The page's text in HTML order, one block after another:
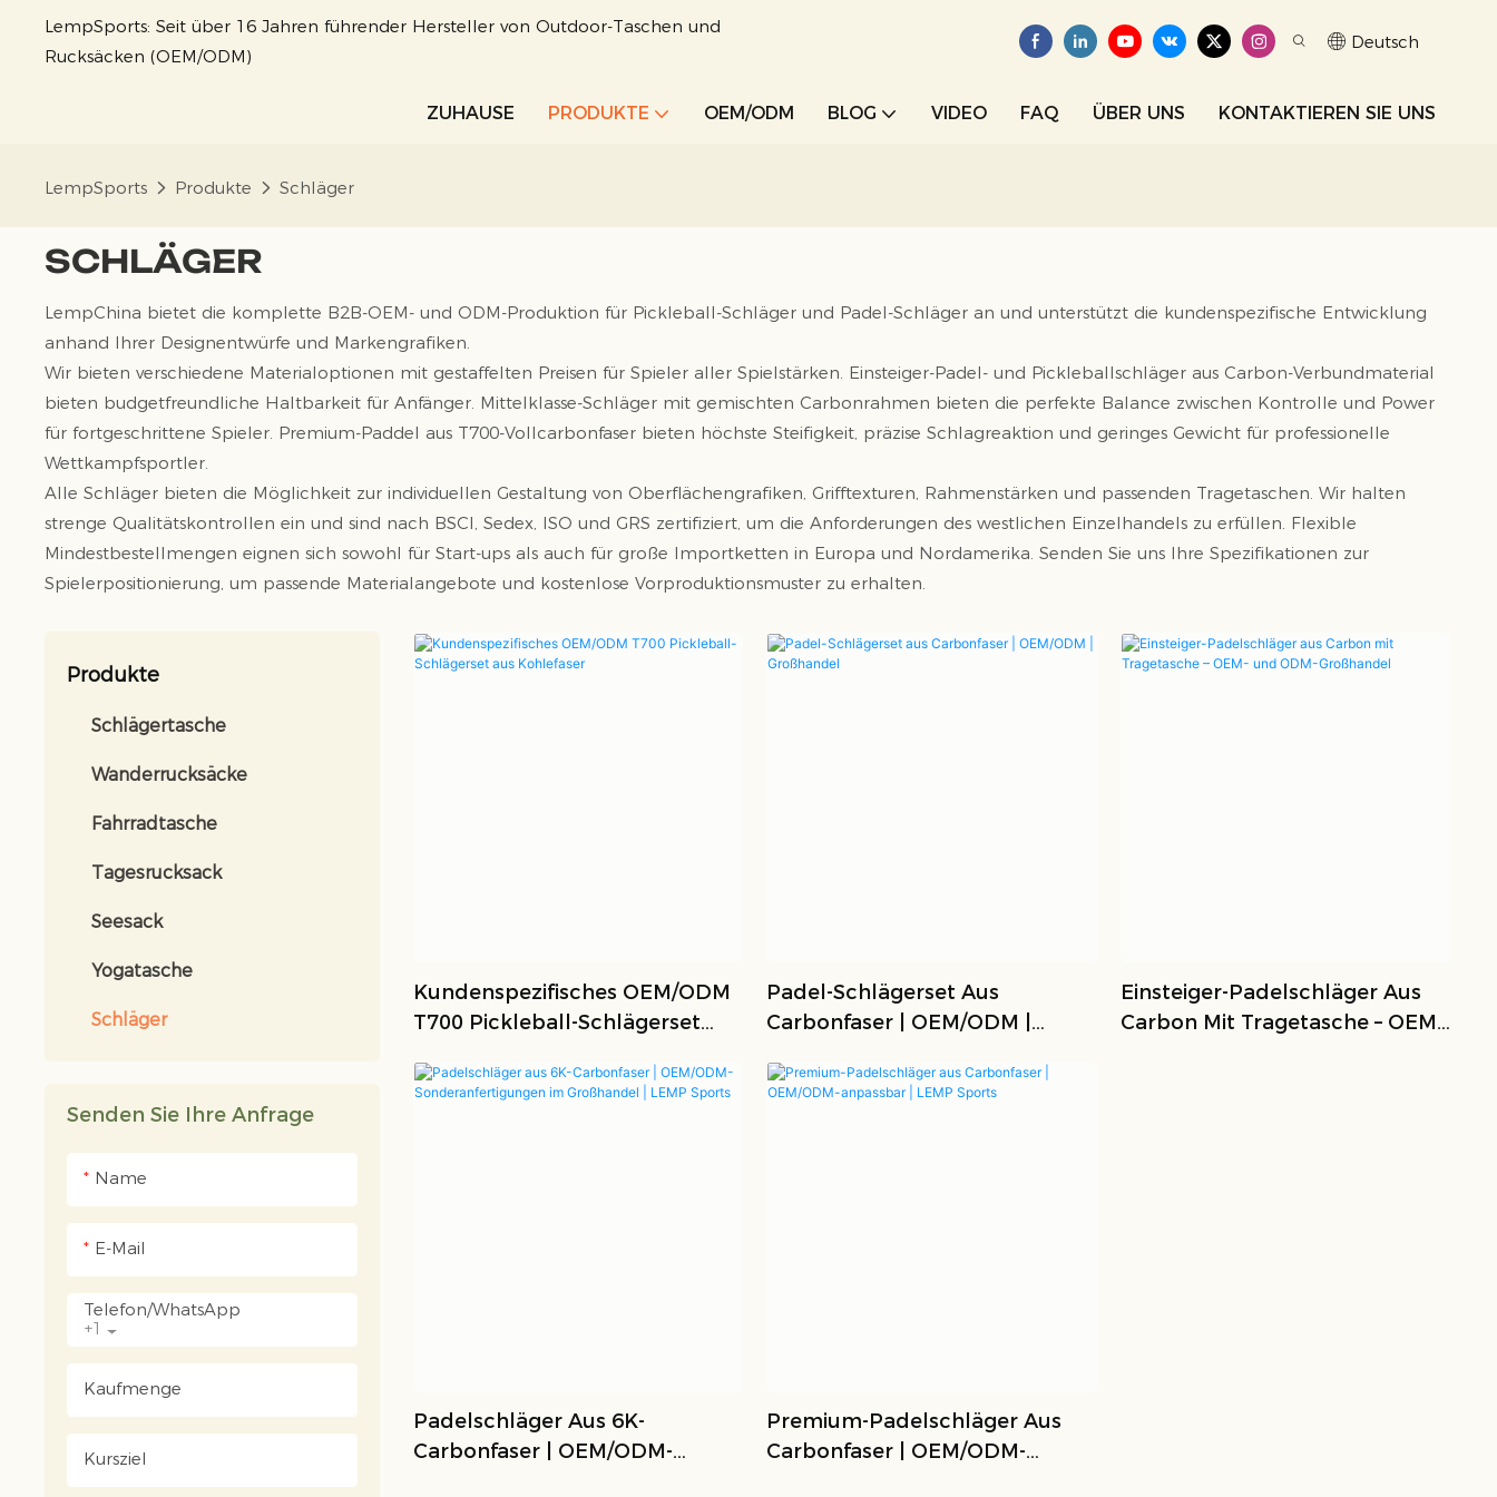
LempSports: Seit über 16 Jahren führender Hersteller von Outdoor-Taschen und
Rucksäcken (OEM/ODM)
Deutsch
ZUHAUSE PRODUKTE OEM/ODM BLOG VIDEO FAQ ÜBER UNS KONTAKTIEREN SIE UNS
LempSports Produkte Schläger
SCHLÄGER
LempChina bietet die komplette B2B-OEM- und ODM-Produktion für Pickleball-Schläger und Padel-Schläger an und unterstützt die kundenspezifische Entwicklung
anhand Ihrer Designentwürfe und Markengrafiken.
Wir bieten verschiedene Materialoptionen mit gestaffelten Preisen für Spieler aller Spielstärken. Einsteiger-Padel- und Pickleballschläger aus Carbon-Verbundmaterial
bieten budgetfreundliche Haltbarkeit für Anfänger. Mittelklasse-Schläger mit gemischten Carbonrahmen bieten die perfekte Balance zwischen Kontrolle und Power
für fortgeschrittene Spieler. Premium-Paddel aus T700-Vollcarbonfaser bieten höchste Steifigkeit, präzise Schlagreaktion und geringes Gewicht für professionelle
Wettkampfsportler.
Alle Schläger bieten die Möglichkeit zur individuellen Gestaltung von Oberflächengrafiken, Grifftexturen, Rahmenstärken und passenden Tragetaschen. Wir halten
strenge Qualitätskontrollen ein und sind nach BSCI, Sedex, ISO und GRS zertifiziert, um die Anforderungen des westlichen Einzelhandels zu erfüllen. Flexible
Mindestbestellmengen eignen sich sowohl für Start-ups als auch für große Importketten in Europa und Nordamerika. Senden Sie uns Ihre Spezifikationen zur
Spielerpositionierung, um passende Materialangebote und kostenlose Vorproduktionsmuster zu erhalten.
Produkte
Schlägertasche
Wanderrucksäcke
Fahrradtasche
Tagesrucksack
Seesack
Yogatasche
Schläger
Senden Sie Ihre Anfrage
Name
E-Mail
+1
Telefon/WhatsApp
Kaufmenge
Kursziel
Kundenspezifisches OEM/ODM
T700 Pickleball-Schlägerset
Padel-Schlägerset Aus
Carbonfaser | OEM/ODM |
Einsteiger-Padelschläger Aus
Carbon Mit Tragetasche – OEM-
Padelschläger Aus 6K-
Carbonfaser | OEM/ODM-
Premium-Padelschläger Aus
Carbonfaser | OEM/ODM-